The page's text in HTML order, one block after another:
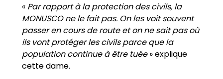
« Par rapport à la protection des civils, la
MONUSCO ne le fait pas. On les voit souvent
passer en cours de route et on ne sait pas où
ils vont protéger les civils parce que la
population continue à être tuée» explique
cette dame.